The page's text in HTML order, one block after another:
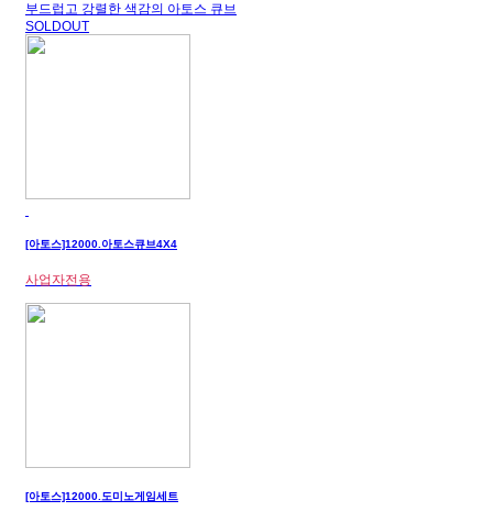
부드럽고 강렬한 색감의 아토스 큐브
SOLDOUT
[아토스]12000.아토스큐브4X4
사업자전용
[아토스]12000.도미노게임세트